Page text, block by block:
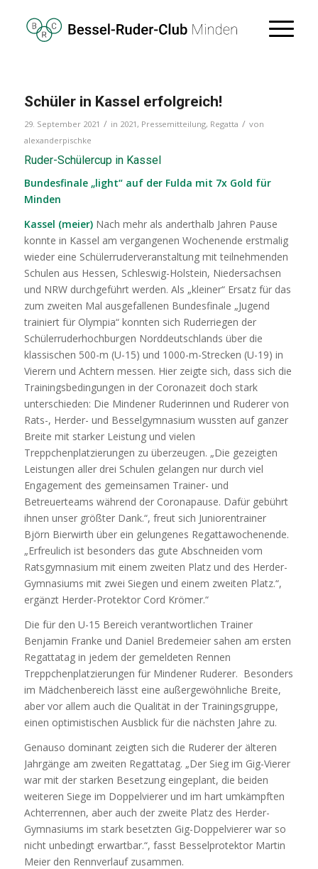
Schüler in Kassel erfolgreich!
29. September 2021 / in 2021 , Pressemitteilung, Regatta / von
alexanderpischke
Ruder-Schülercup in Kassel
Bundesfinale „light“ auf der Fulda mit 7x Gold für
Minden
Kassel (meier)Nach mehr als anderthalb Jahren Pause
konnte in Kassel am vergangenen Wochenende erstmalig
wieder eine Schülerruderveranstaltung mit teilnehmenden
Schulen aus Hessen, Schleswig-Holstein, Niedersachsen
und NRW durchgeführt werden. Als „kleiner“ Ersatz für das
zum zweiten Mal ausgefallenen Bundesfinale „Jugend
trainiert für Olympia“ konnten sich Ruderriegen der
Schülerruderhochburgen Norddeutschlands über die
klassischen 500-m (U-15) und 1000-m-Strecken (U-19) in
Vierern und Achtern messen. Hier zeigte sich, dass sich die
Trainingsbedingungen in der Coronazeit doch stark
unterschieden: Die Mindener Ruderinnen und Ruderer von
Rats-, Herder- und Besselgymnasium wussten auf ganzer
Breite mit starker Leistung und vielen
Treppchenplatzierungen zu überzeugen. „Die gezeigten
Leistungen aller drei Schulen gelangen nur durch viel
Engagement des gemeinsamen Trainer- und
Betreuerteams während der Coronapause. Dafür gebührt
ihnen unser größter Dank.“, freut sich Juniorentrainer
Björn Bierwirth über ein gelungenes Regattawochenende.
„Erfreulich ist besonders das gute Abschneiden vom
Ratsgymnasium mit einem zweiten Platz und des Herder-
Gymnasiums mit zwei Siegen und einem zweiten Platz.“,
ergänzt Herder-Protektor Cord Krömer.“
Die für den U-15 Bereich verantwortlichen Trainer
Benjamin Franke und Daniel Bredemeier sahen am ersten
Regattatag in jedem der gemeldeten Rennen
Treppchenplatzierungen für Mindener Ruderer. Besonders
im Mädchenbereich lässt eine außergewöhnliche Breite,
aber vor allem auch die Qualität in der Trainingsgruppe,
einen optimistischen Ausblick für die nächsten Jahre zu.
Genauso dominant zeigten sich die Ruderer der älteren
Jahrgänge am zweiten Regattatag. „Der Sieg im Gig-Vierer
war mit der starken Besetzung eingeplant, die beiden
weiteren Siege im Doppelvierer und im hart umkämpften
Achterrennen, aber auch der zweite Platz des Herder-
Gymnasiums im stark besetzten Gig-Doppelvierer war so
nicht unbedingt erwartbar.“, fasst Besselprotektor Martin
Meier den Rennverlauf zusammen.